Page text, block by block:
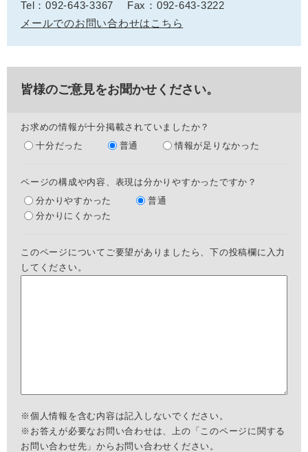
Tel：092-643-3367
Fax：092-643-3222
メールでのお問い合わせはこちら
皆様のご意見をお聞かせください。
お求めの情報が十分掲載されていましたか？
十分だった
普通 情報が足りなかった
ページの構成や内容、表現は分かりやすかったですか？
分かりやすかった
普通
分かりにくかった
このページについてご要望がありましたら、下の投稿欄に入力
してください。
※個人情報を含む内容は記入しないでください。
※お答えが必要なお問い合わせは、上の「このページに関する
お問い合わせ先」からお問い合わせください。